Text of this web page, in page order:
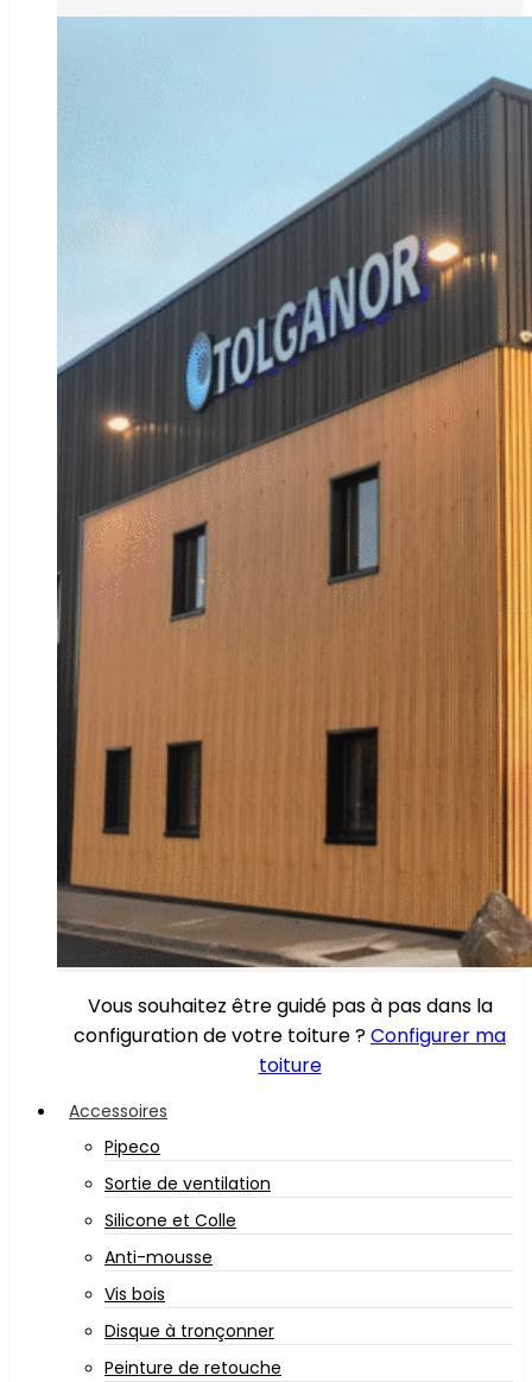
Vous souhaitez être guidé pas à pas dans la
configuration de votre toiture ?Configurer ma
toiture
Accessoires
Pipeco
Sortie de ventilation
Silicone et Colle
Anti-mousse
Vis bois
Disque à tronçonner
Peinture de retouche